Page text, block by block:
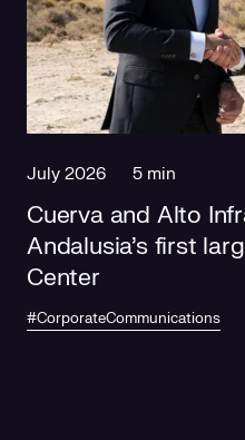
Social responsibility
Retailing
July 2026 5 min
Cuerva and Alto
Andalusia's first
Center
#CorporateCommunications